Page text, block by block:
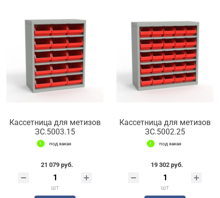
Кассетница для метизов
ЗС.5003.15
под заказ
21 079 руб.
шт
Кассетница для метизов
ЗС.5002.25
под заказ
19 302 руб.
шт